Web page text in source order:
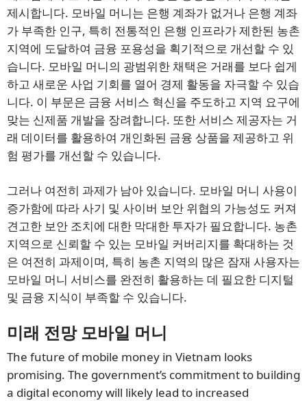
제시합니다. 모바일 머니는 은행 계좌가 없거나 은행 계좌
가 부족한 인구, 특히 전통적인 은행 인프라가 제한된 농촌
지역에 도달하여 금융 포용성을 획기적으로 개선할 수 있
습니다. 모바일 머니의 광범위한 채택은 거래를 보다 쉽게
하고 새로운 사업 기회를 열어 경제 활동을 자극할 수 있습
니다. 이 부문은 금융 서비스 혁신을 주도하고 지역 요구에
맞는 신제품 개발을 장려합니다. 또한 서비스 제공자는 거
래 데이터를 활용하여 개인화된 금융 상품을 제공하고 위
험 평가를 개선할 수 있습니다.
그러나 여전히 과제가 남아 있습니다. 모바일 머니 사용이
증가함에 따라 사기 및 사이버 보안 위협의 가능성도 커져
견고한 보안 조치에 대한 막대한 투자가 필요합니다. 농촌
지역으로 신뢰할 수 있는 모바일 커버리지를 확대하는 것
은 여전히 과제이며, 특히 농촌 지역의 많은 잠재 사용자는
모바일 머니 서비스를 완전히 활용하는 데 필요한 디지털
및 금융 지식이 부족할 수 있습니다.
미래 전망모바일 머니
The future of mobile money in Vietnam looks
promising. The government’s commitment to building
a digital economy will likely lead to increased